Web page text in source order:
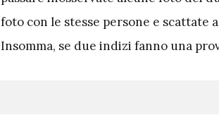
foto con le stesse persone e scattate
Insomma, se due indizi fanno una